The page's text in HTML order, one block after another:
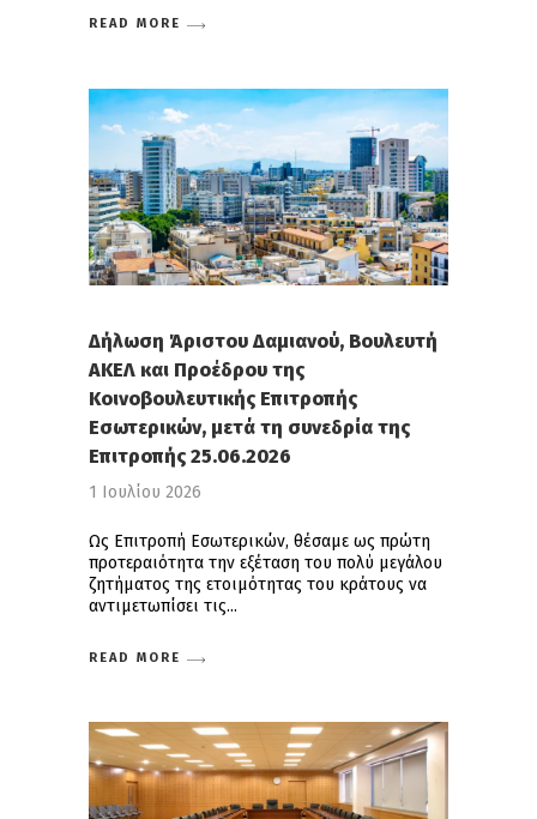
READ MORE
Δήλωση Άριστου Δαμιανού, Βουλευτή
ΑΚΕΛ και Προέδρου της
Κοινοβουλευτικής Επιτροπής
Εσωτερικών, μετά τη συνεδρία της
Επιτροπής 25.06.2026
1 Ιουλίου 2026
Ως Επιτροπή Εσωτερικών, θέσαμε ως πρώτη
προτεραιότητα την εξέταση του πολύ μεγάλου
ζητήματος της ετοιμότητας του κράτους να
αντιμετωπίσει τις
READ MORE